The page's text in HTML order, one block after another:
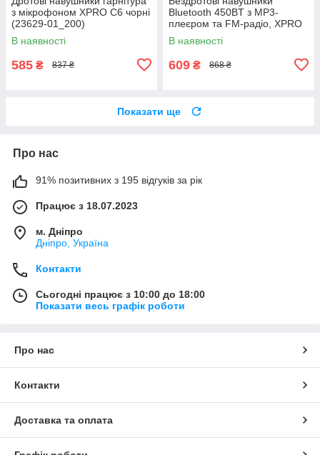
з мікрофоном XPRO C6 чорні
(23629-01_200)
В наявності
585 ₴ 837 ₴
Bluetooth 450BT з MP3-
плеєром та FM-радіо, XPRO
(41166-450BT_231)
В наявності
609 ₴ 868 ₴
Показати ще
Про нас
91% позитивних з 195 відгуків за рік
Працює з 18.07.2023
м. Дніпро
Дніпро, Україна
Контакти
Сьогодні працює з 10:00 до 18:00
Показати весь графік роботи
Про нас
Контакти
Доставка та оплата